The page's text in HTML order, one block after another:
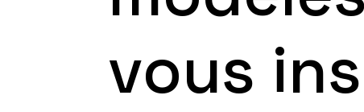
vous